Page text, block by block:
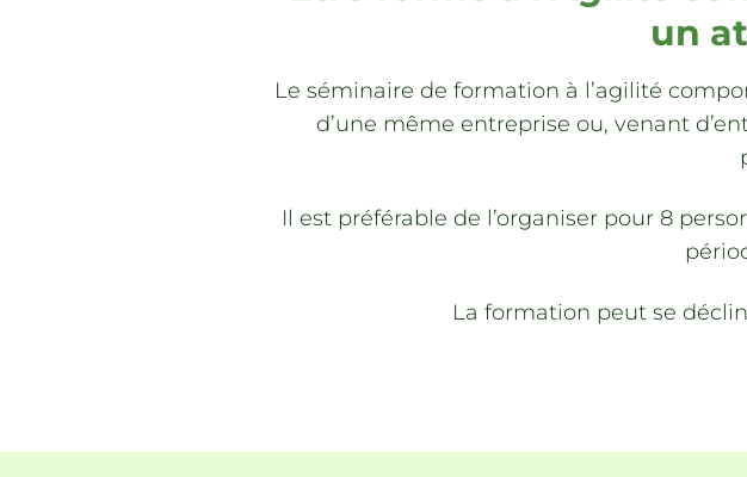
un
Le séminaire de formation à l’agilité
d’une même entreprise ou, venant
Il est préférable de l’organiser pour 8
La formation peut se